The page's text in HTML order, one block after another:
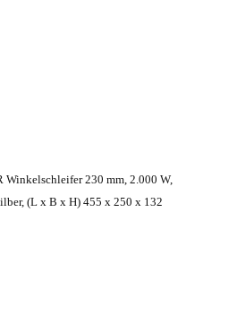
Winkelschleifer 230 mm, 2.000 W,
(L x B x H) 455 x 250 x 132